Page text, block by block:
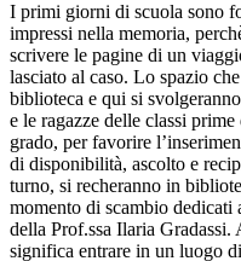
I primi giorni di scuola sono
impressi nella memoria,
scrivere le pagine di un
lasciato al caso. Lo spazio
biblioteca e qui si
e le ragazze delle classi
grado, per favorire
di disponibilità, ascolto e
turno, si recheranno in
momento di scambio dedicati
della Prof.ssa Ilaria
significa entrare in un luogo